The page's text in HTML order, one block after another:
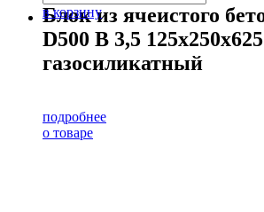
в корзину
Блок из ячеистого
D500 В 3,5
газосиликатный
подробнее
о товаре